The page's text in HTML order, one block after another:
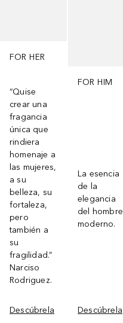
FOR HER
“Quise
crear una
fragancia
única que
rindiera
homenaje a
las mujeres,
a su
belleza, su
fortaleza,
pero
también a
su
fragilidad.”
Narciso
Rodriguez.
Descúbrela
FOR HIM
La esencia
de la
elegancia
del hombre
moderno.
Descúbrela